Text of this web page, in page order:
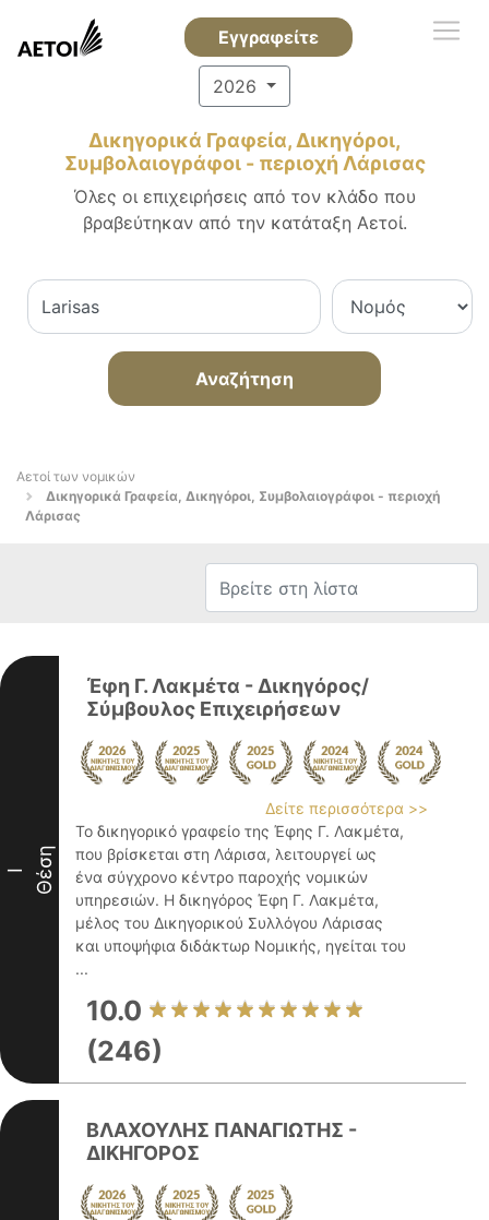
Εγγραφείτε
2026
Δικηγορικά Γραφεία, Δικηγόροι,
Συμβολαιογράφοι - περιοχή Λάρισας
Όλες οι επιχειρήσεις από τον κλάδο που
βραβεύτηκαν από την κατάταξη Αετοί.
Αναζήτηση
Αετοί των νομικών
Δικηγορικά Γραφεία, Δικηγόροι, Συμβολαιογράφοι - περιοχή
Λάρισας
I Θέση
Έφη Γ. Λακμέτα - Δικηγόρος/
Σύμβουλος Επιχειρήσεων
Δείτε περισσότερα >>
Το δικηγορικό γραφείο της Έφης Γ. Λακμέτα,
που βρίσκεται στη Λάρισα, λειτουργεί ως
ένα σύγχρονο κέντρο παροχής νομικών
υπηρεσιών. Η δικηγόρος Έφη Γ. Λακμέτα,
μέλος του Δικηγορικού Συλλόγου Λάρισας
και υποψήφια διδάκτωρ Νομικής, ηγείται του
...
10.0
(246)
ΒΛΑΧΟΥΛΗΣ ΠΑΝΑΓΙΩΤΗΣ -
ΔΙΚΗΓΟΡΟΣ